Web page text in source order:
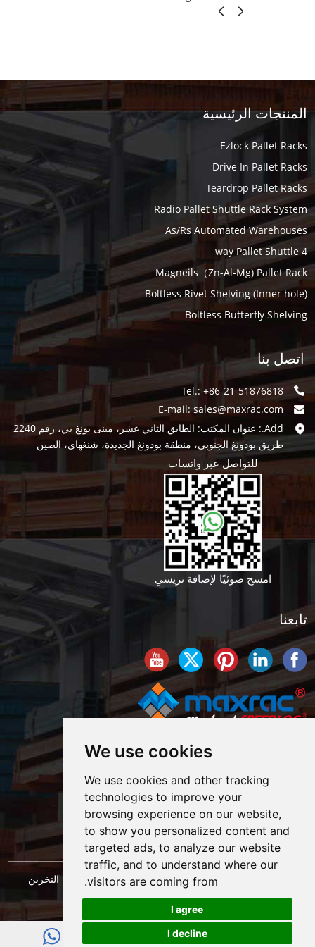
We use cookies
We use cookies and other tracking
technologies to improve your
browsing experience on our website,
to show you personalized content and
targeted ads, to analyze our website
traffic, and to understand where our
visitors are coming from.
I agree
I decline
المنتجات الرئيسية
Ezlock Pallet Racks
Drive In Pallet Racks
Teardrop Pallet Racks
Radio Pallet Shuttle Rack System
As/Rs Automated Warehouses
4 way Pallet Shuttle
Magneils（Zn-Al-Mg) Pallet Rack
Boltless Rivet Shelving (Inner hole)
Boltless Butterfly Shelving
اتصل بنا
Tel.: +86-21-51876818
E-mail:sales@maxrac.com
Add.: عنوان المكتب: الطابق الثاني عشر، مبنى يونغ يي، رقم 2240
طريق بودونغ الجنوبي، منطقة بودونغ الجديدة، شنغهاي، الصين
للتواصل عبر واتساب
امسح ضوئيًا لإضافة تريسي
تابعنا
حقوق النشر © شركة شنغهاي ماكسراك لهندسة معدات التخزين
المحدودة. كل الحقوق محفوظة. |خريطة الموقع